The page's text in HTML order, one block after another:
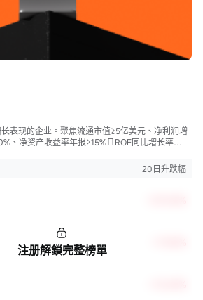
表现的企业。聚焦流通市值≥5亿美元、净利润增
、净资产收益率年报≥15%且ROE同比增长率
20日升跌幅
注册解鎖完整榜單